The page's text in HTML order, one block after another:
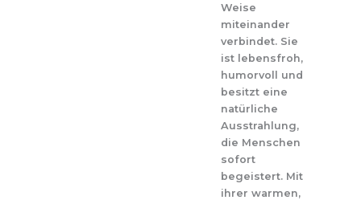
Weise
miteinander
verbindet. Sie
ist lebensfroh,
humorvoll und
besitzt eine
natürliche
Ausstrahlung,
die Menschen
sofort
begeistert. Mit
ihrer warmen,